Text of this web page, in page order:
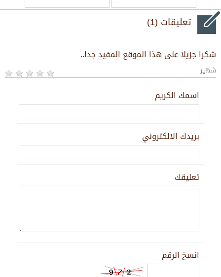
تعليقات (1)
شكرا جزيلا على هذا الموقع المفيد جدا..
شهير
اسمك الكريم
بريدك الالكتروني
تعليقك
انسخ الرقم